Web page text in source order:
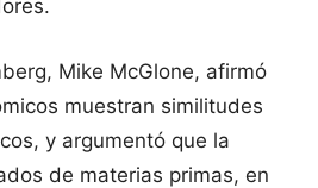
Mike McGlone, afirmó
muestran similitudes
y argumentó que la
de materias primas, en